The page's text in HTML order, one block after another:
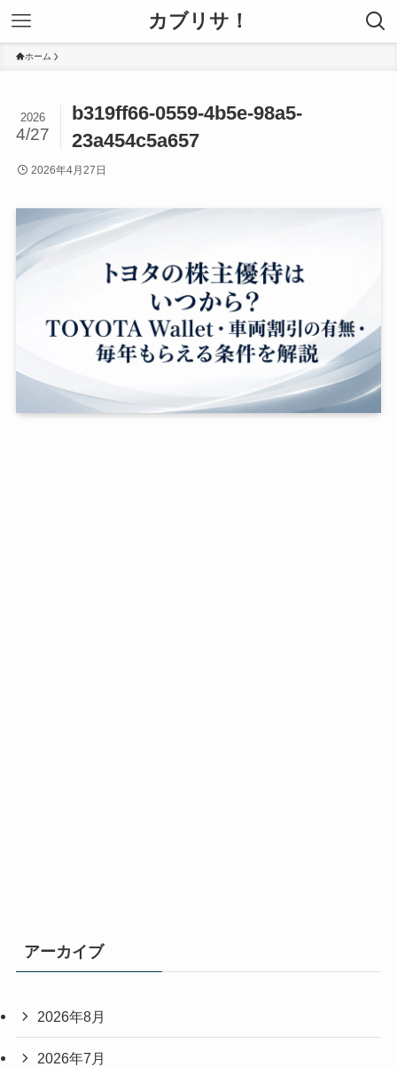
カブリサ！
ホーム
b319ff66-0559-4b5e-98a5-
23a454c5a657
2026
4/27
2026年4月27日
アーカイブ
2026年8月
2026年7月